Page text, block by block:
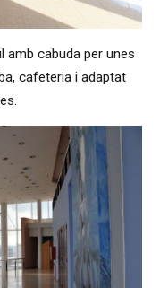
amb cabuda per unes
cafeteria i adaptat